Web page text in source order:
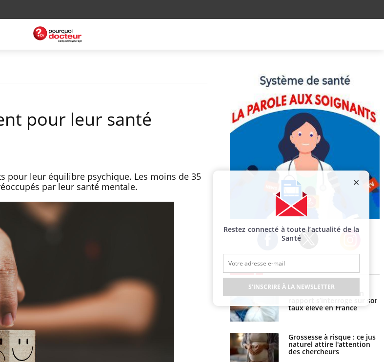
pour leur santé
pour leur équilibre psychique. Les moins de 35
par leur santé mentale.
Facebook Twitter Instagram
EN DIRECT
troubles du sommeil
votre cerveau !
enfant est-il trop
ou simplement
?
Syndrome métabolique :
Comment éviter une otite
rapport s’interroge sur son
taux élevé en France
Grossesse à risque : ce jus
naturel attire l'attention
des chercheurs
Restez connecté à toute l’actualité de la
Santé
S'INSCRIRE À LA NEWSLETTER